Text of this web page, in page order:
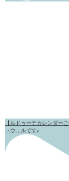
【ルドゥーテカレンダー
トウェルです♪